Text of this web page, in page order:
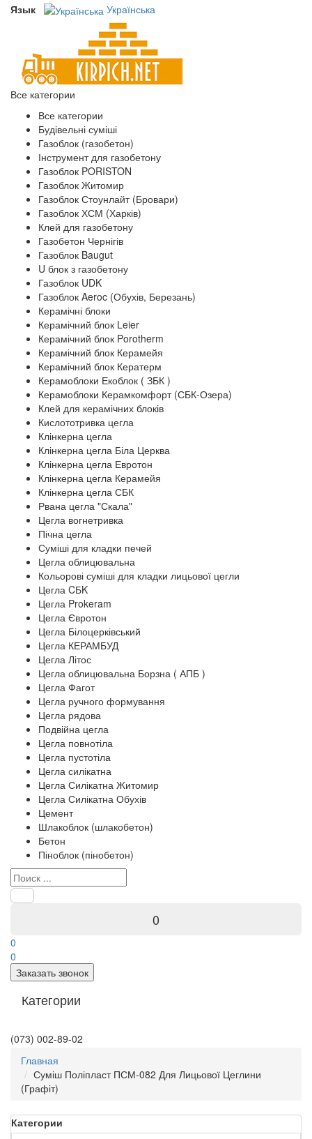
Язык Українська
Все категории
Все категории
Будівельні суміші
Газоблок (газобетон)
Інструмент для газобетону
Газоблок PORISTON
Газоблок Житомир
Газоблок Стоунлайт (Бровари)
Газоблок ХСМ (Харків)
Клей для газобетону
Газобетон Чернігів
Газоблок Baugut
U блок з газобетону
Газоблок UDK
Газоблок Aeroc (Обухів, Березань)
Керамічні блоки
Керамічний блок Leier
Керамічний блок Porotherm
Керамічний блок Керамейя
Керамічний блок Кератерм
Керамоблоки Екоблок ( ЗБК )
Керамоблоки Керамкомфорт (СБК-Озера)
Клей для керамічних блоків
Кислототривка цегла
Клінкерна цегла
Клінкерна цегла Біла Церква
Клінкерна цегла Евротон
Клінкерна цегла Керамейя
Клінкерна цегла СБК
Рвана цегла "Скала"
Цегла вогнетривка
Пічна цегла
Суміші для кладки печей
Цегла облицювальна
Кольорові суміші для кладки лицьової цегли
Цегла CБK
Цегла Prokeram
Цегла Євротон
Цегла Білоцерківський
Цегла КЕРАМБУД
Цегла Літос
Цегла облицювальна Борзна ( АПБ )
Цегла Фагот
Цегла ручного формування
Цегла рядова
Подвійна цегла
Цегла повнотіла
Цегла пустотіла
Цегла силікатна
Цегла Силікатна Житомир
Цегла Силікатна Обухів
Цемент
Шлакоблок (шлакобетон)
Бетон
Піноблок (пінобетон)
0
0
0
Заказать звонок
Категории
(073) 002-89-02
Главная
Суміш Поліпласт ПСМ-082 Для Лицьової Цеглини
(Графіт)
Категории